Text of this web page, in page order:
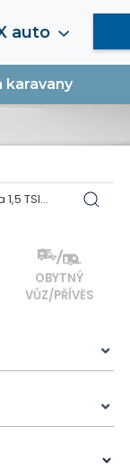
auto
karavany
OBYTNÝ
VŮZ/PŘÍVĚS